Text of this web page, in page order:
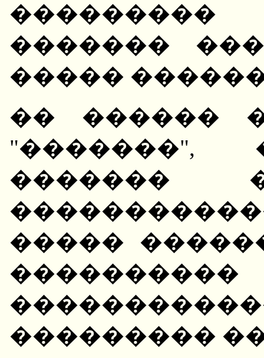
�������
�����
�� ������
"�������",
�����
���������